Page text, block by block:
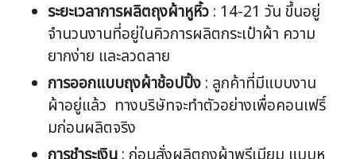
ระยะเวลาการผลิตถุงผ้าหูหิ้ว : 14-21 วัน ขึ้นอยู่
จำนวนงานที่อยู่ในคิวการผลิตกระเป๋าผ้า ความ
ยากง่าย และลวดลาย
การออกแบบถุงผ้าช้อปปิ้ง : ลูกค้าที่มีแบบงาน
ผ้าอยู่แล้ว ทางบริษัทจะทำตัวอย่างเพื่อคอนเฟริ์
มก่อนผลิตจริง